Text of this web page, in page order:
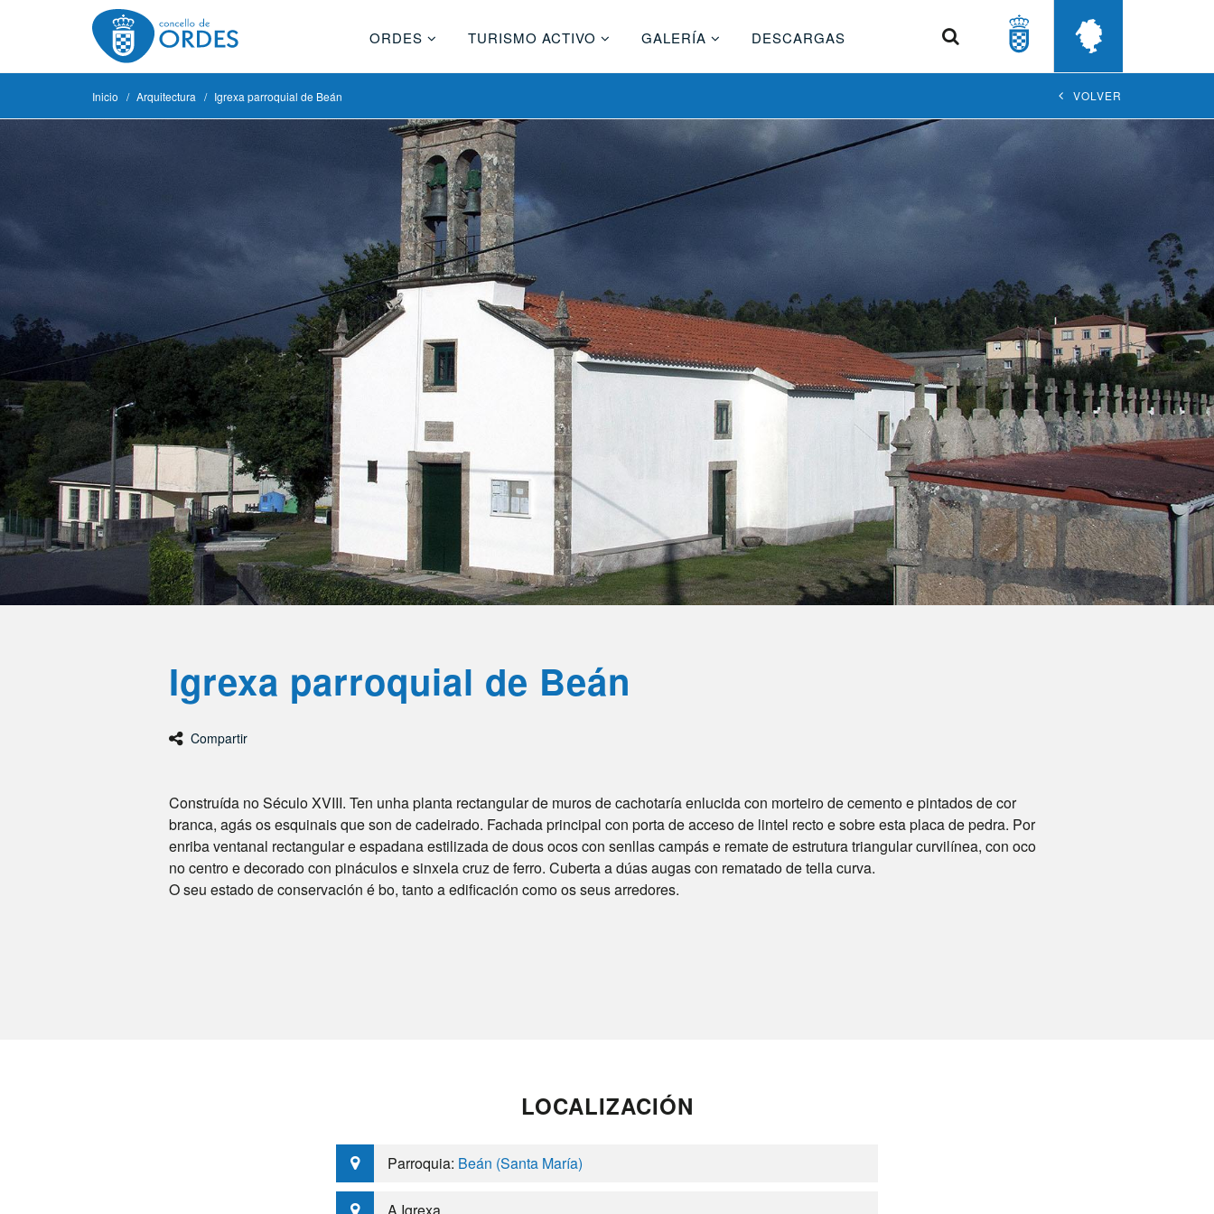
Buscar
ORDES TURISMO ACTIVO GALERÍA DESCARGAS
Inicio Arquitectura Igrexa parroquial de Beán VOLVER
Igrexa parroquial de Beán
Compartir
Construída no Século XVIII. Ten unha planta rectangular de muros de cachotaría enlucida con morteiro de cemento e pintados de cor
branca, agás os esquinais que son de cadeirado. Fachada principal con porta de acceso de lintel recto e sobre esta placa de pedra. Por
enriba ventanal rectangular e espadana estilizada de dous ocos con senllas campás e remate de estrutura triangular curvilínea, con oco
no centro e decorado con pináculos e sinxela cruz de ferro. Cuberta a dúas augas con rematado de tella curva.
O seu estado de conservación é bo, tanto a edificación como os seus arredores.
LOCALIZACIÓN
Parroquia: Beán (Santa María)
A Igrexa